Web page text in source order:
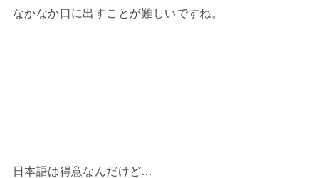
なかなか口に出すことが難しいですね。
日本語は得意なんだけど…